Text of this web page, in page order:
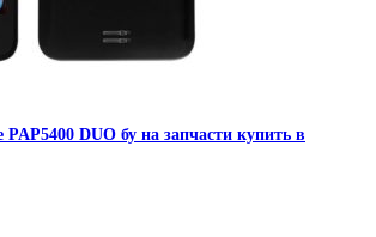
DUO бу на запчасти купить в